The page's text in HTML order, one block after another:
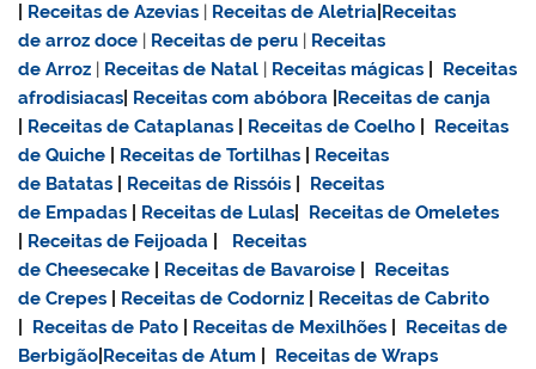
Receitas de Azevias | Receitas de Aletria Receitas
dearroz doce | Receitas de peru | Receitas
de Arroz | Receitas de Natal | Receitas mágicas
Receitas
afrodisiacas Receitas com abóbora Receitas de canja
Receitas de Cataplanas Receitas de Coelho
Receitas
de Quiche
Receitas de Tortilhas
Receitas
de Batatas
Receitas de Rissóis
Receitas
de Empadas
Receitas de Lulas
Receitas de Omeletes
Receitas de Feijoada
Receitas
de Cheesecake
Receitas de Bavaroise
Receitas
de Crepes
Receitas de Codorniz
Receitas de Cabrito
Receitas de Pato Receitas de Mexilhões
Receitas de
Berbigão Receitas de Atum
Receitas de Wraps